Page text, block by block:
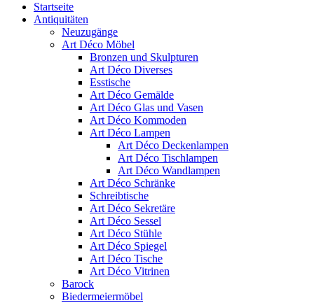
Startseite
Antiquitäten
Neuzugänge
Art Déco Möbel
Bronzen und Skulpturen
Art Déco Diverses
Esstische
Art Déco Gemälde
Art Déco Glas und Vasen
Art Déco Kommoden
Art Déco Lampen
Art Déco Deckenlampen
Art Déco Tischlampen
Art Déco Wandlampen
Art Déco Schränke
Schreibtische
Art Déco Sekretäre
Art Déco Sessel
Art Déco Stühle
Art Déco Spiegel
Art Déco Tische
Art Déco Vitrinen
Barock
Biedermeiermöbel